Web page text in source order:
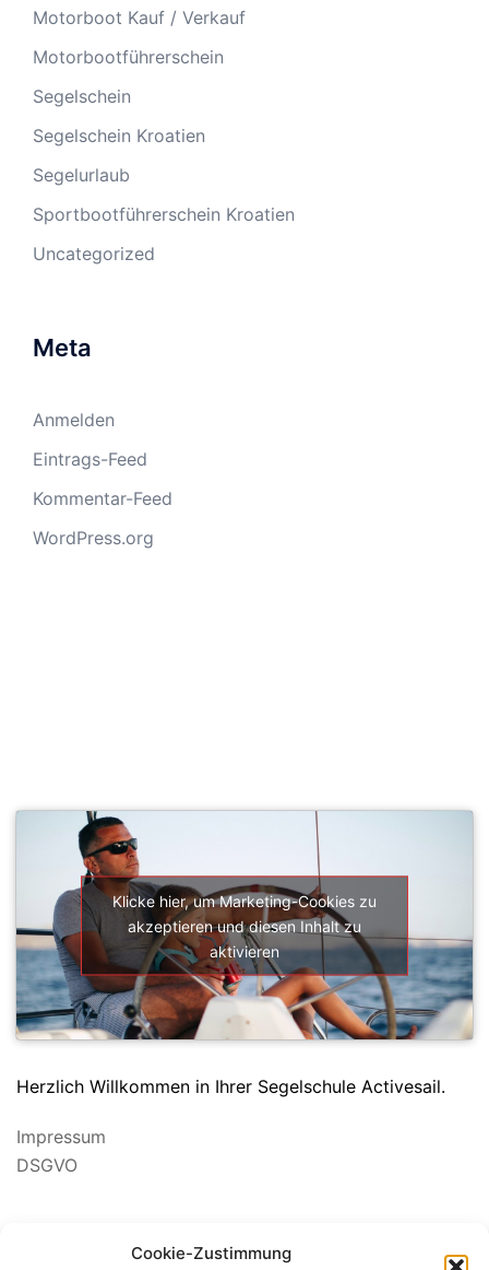
Cookie-Zustimmung
Motorboot Kauf / Verkauf
Motorbootführerschein
Segelschein
Segelschein Kroatien
Segelurlaub
Sportbootführerschein Kroatien
Uncategorized
Meta
Anmelden
Eintrags-Feed
Kommentar-Feed
WordPress.org
Klicke hier, um Marketing-Cookies zu
akzeptieren und diesen Inhalt zu
aktivieren
Herzlich Willkommen in Ihrer Segelschule Activesail.
Impressum
DSGVO